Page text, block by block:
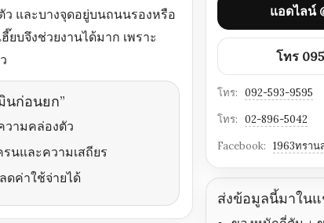
และบางจุดอยู่บนถนนรองหรือ
ยบจึงช่วยงานได้มาก เพราะ
นก่อนยก”
วามคล่องตัว
นและความเสถียร
ดค่าใช้จ่ายได้
แอดไลน์
โทร
โทร:
092-593-9595
โทร:
02-896-5042
Facebook:
1963ทราน
ส่งข้อมูลนี้มาใน